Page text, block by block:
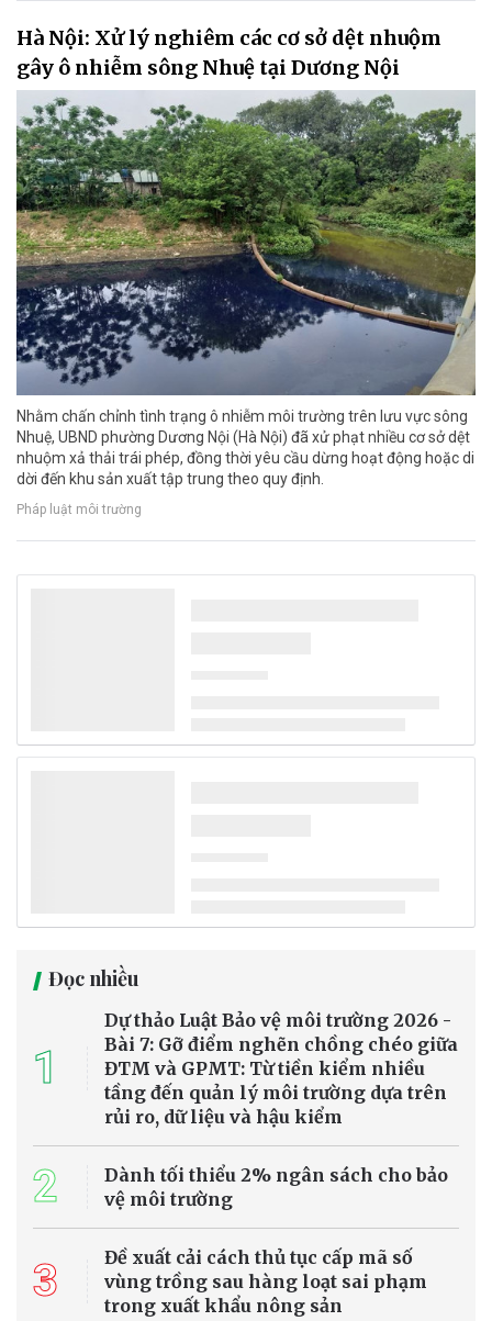
Hà Nội: Xử lý nghiêm các cơ sở dệt nhuộm
gây ô nhiễm sông Nhuệ tại Dương Nội
Nhằm chấn chỉnh tình trạng ô nhiễm môi trường trên lưu vực sông
Nhuệ, UBND phường Dương Nội (Hà Nội) đã xử phạt nhiều cơ sở dệt
nhuộm xả thải trái phép, đồng thời yêu cầu dừng hoạt động hoặc di
dời đến khu sản xuất tập trung theo quy định.
Pháp luật môi trường
Đọc nhiều
1
Dự thảo Luật Bảo vệ môi trường 2026 -
Bài 7: Gỡ điểm nghẽn chồng chéo giữa
ĐTM và GPMT: Từ tiền kiểm nhiều
tầng đến quản lý môi trường dựa trên
rủi ro, dữ liệu và hậu kiểm
2
Dành tối thiểu 2% ngân sách cho bảo
vệ môi trường
3
Đề xuất cải cách thủ tục cấp mã số
vùng trồng sau hàng loạt sai phạm
trong xuất khẩu nông sản